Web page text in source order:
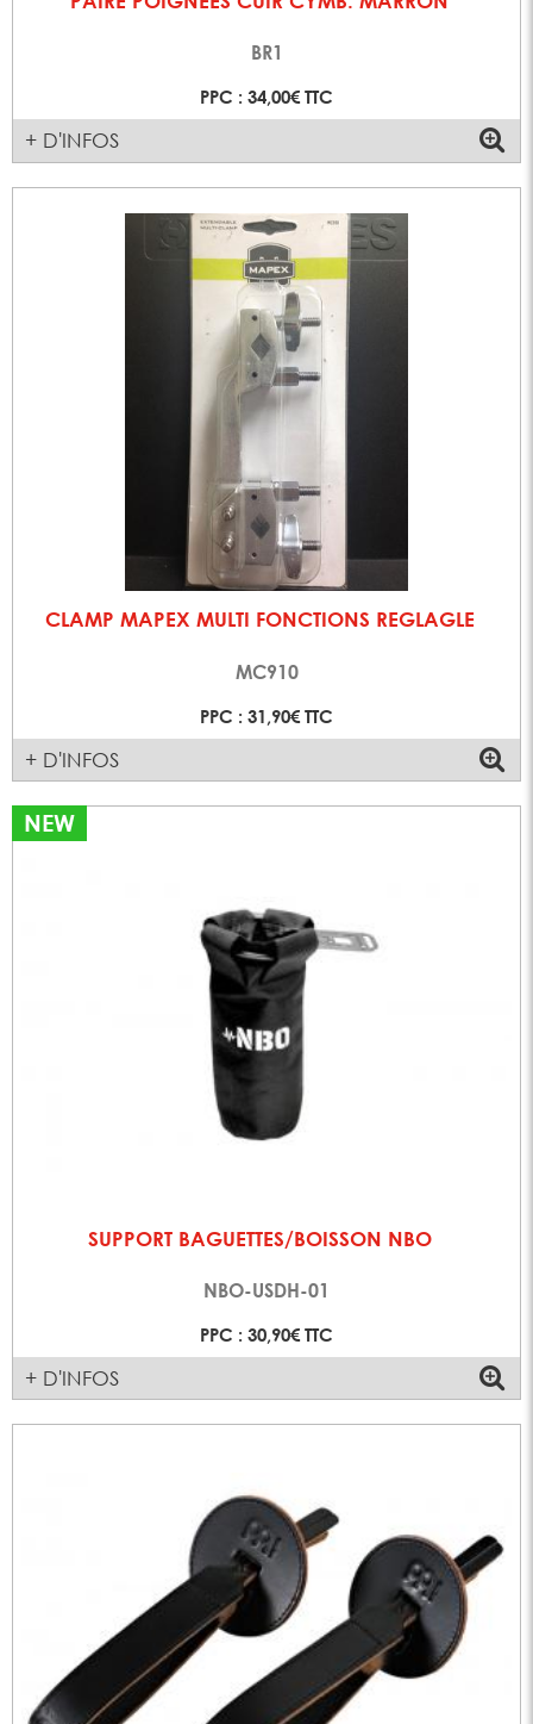
BR1
PPC : 34,00€ TTC
+ D'INFOS
CLAMP MAPEX MULTI FONCTIONS REGLAGLE
MC910
PPC : 31,90€ TTC
+ D'INFOS
NEW
SUPPORT BAGUETTES/BOISSON NBO
NBO-USDH-01
PPC : 30,90€ TTC
+ D'INFOS